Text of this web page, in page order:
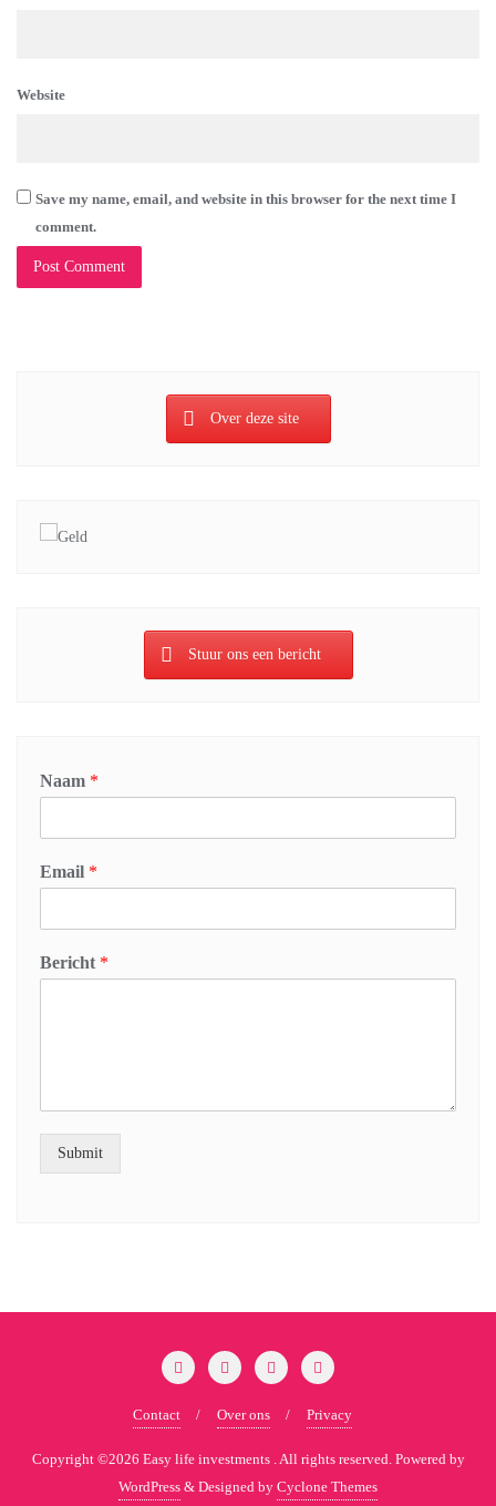
Website
Save my name, email, and website in this browser for the next time I
comment.
Over deze site
Stuur ons een bericht
Naam *
Email *
Bericht *
Submit
Contact Over ons Privacy
Copyright ©2026 Easy life investments . All rights reserved. Powered by
WordPress & Designed by Cyclone Themes